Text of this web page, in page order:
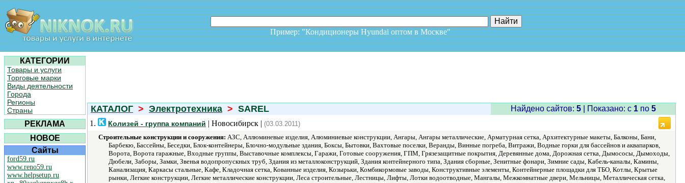
Пример: "Кондиционеры Hyundai оптом в Москве"
КАТЕГОРИИ
Товары и услуги
Торговые марки
Виды деятельности
Города
Регионы
Страны
РЕКЛАМА
НОВОЕ
Сайты
ford59.ru
www.reno59.ru
www.helpsetup.ru
КАТАЛОГ > Электротехника > SAREL Найдено сайтов: 5| Показано: c 1по 5
1.
Колизей - группа компаний | Новосибирск | (03.03.2011)
Строительные конструкции и сооружения: АЗС, Аллюминевые изделия, Алюминиевые конструкции, Ангары, Ангары металлические, Арматурная сетка, Архитектурные макеты, Балконы, Бани,
Барбекю, Бассейны, Беседки, Блок-контейнеры, Блочно-модульные здания, Боксы, Бытовки, Вахтовые поселки, Веранды, Винные погреба, Витражи, Водные горки для бассейнов и аквапарков,
Ворота, Ворота гаражные, Входные группы, Выставочные комплексы, Гаражи, Готовые сооружения, ГПМ, Грязезащитные покрытия, Деревянные дома, Дорожная сетка, Дымососы, Дымоходы,
Дюбели, Заборы, Замки, Звенья водопропускных труб, Здания из металлоконструкций, Здания контейнерного типа, Здания сборные, Зенитные фонари, Зимние сады, Кабель-каналы, Камины,
Канализация, Каркасы стальные, Кафе, Кладочная сетка, Кованные изделия, Козырьки, Комбикормовые заводы, Конструктивные элементы, Контейнерные площадки для ТБО, Котлы, Крытые
рынки, Легкие конструкции, Легкие металлические конструкции, Леса строительные, Лестницы, Лифты, Лотки водоотводные, Мангалы, Межкомнатные двери, Мельницы, Металлическая сетка,